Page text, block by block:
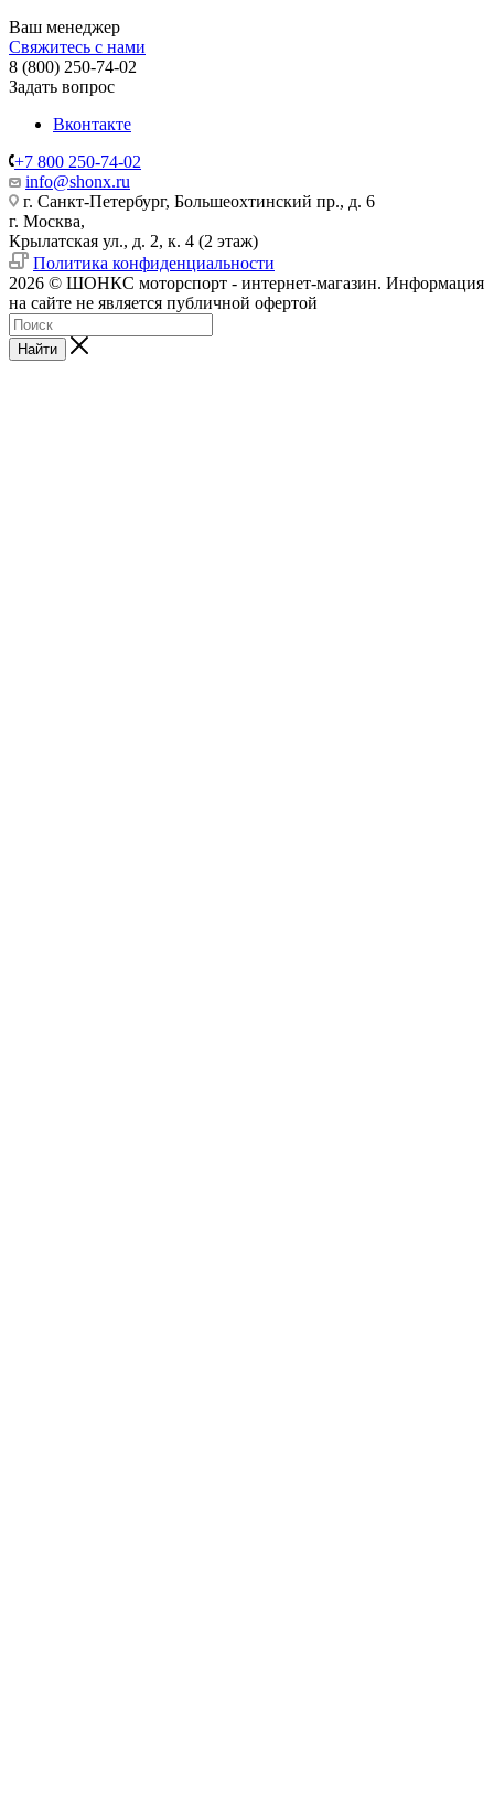
Ваш менеджер
Свяжитесь с нами
8 (800) 250-74-02
Задать вопрос
Вконтакте
+7 800 250-74-02
info@shonx.ru
г. Санкт-Петербург, Большеохтинский пр., д. 6
г. Москва,
Крылатская ул., д. 2, к. 4 (2 этаж)
Политика конфиденциальности
2026 © ШОНКС моторспорт - интернет-магазин. Информация
на сайте не является публичной офертой
Найти